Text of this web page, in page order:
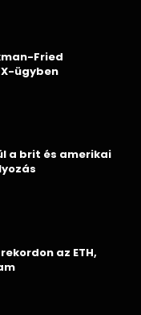
Fried
ügyben
a brit és amerikai
az ETH,